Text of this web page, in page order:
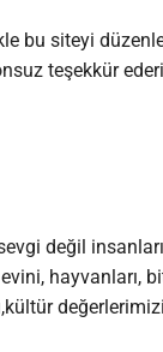
bu siteyi
teşekkür
değil
hayvanları,
değerlerimizi